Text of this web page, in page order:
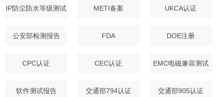
IP防尘防水等级测试 METI备案 UKCA认证
公安部检测报告 FDA DOE注册
CPC认证 CEC认证 EMC电磁兼容测试
软件测试报告 交通部794认证 交通部905认证